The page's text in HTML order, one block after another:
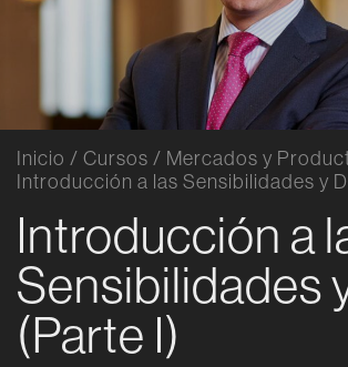
Inicio / Cursos / Mercados y
Introducción a las Sensibilidades y
Introducción a
Sensibilidades
(Parte I)